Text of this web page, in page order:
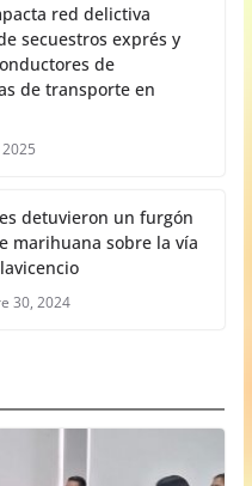
red delictiva
secuestros exprés y
de
de transporte en
detuvieron un furgón
marihuana sobre la vía
30, 2024